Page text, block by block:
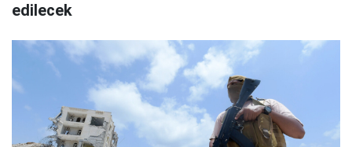
edilecek